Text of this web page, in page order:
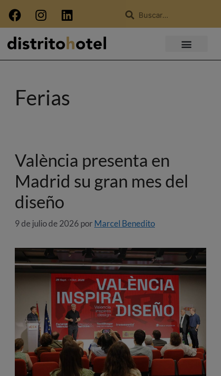
Ferias
València presenta en
Madrid su gran mes del
diseño
9 de julio de 2026 porMarcel Benedito